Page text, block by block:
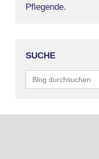
Pflegende.
SUCHE
for: